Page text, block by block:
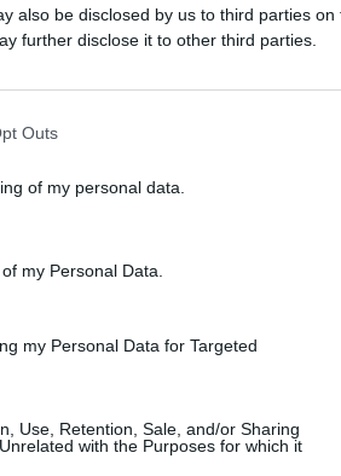
also be disclosed by us to third parties on
further disclose it to other third parties.
Outs
of my personal data.
my Personal Data.
my Personal Data for Targeted
Use, Retention, Sale, and/or Sharing
with the Purposes for which it